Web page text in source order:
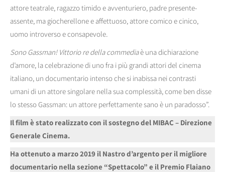
attore teatrale, ragazzo timido e avventuriero, padre presente-
assente, ma giocherellone e affettuoso, attore comico e cinico,
uomo introverso e consapevole
Sono Gassman! Vittorio re della commediaè una dichiarazione
d’amore, la celebrazione di uno fra i più grandi attori del cinema
italiano, un documentario intenso che si inabissa nei contrasti
umani di un attore singolare nella sua complessità, come ben disse
lo stesso Gassman: un attore perfettamente sano è un paradosso”.
Il film è stato realizzato con il sostegno del MIBAC – Direzione
Generale Cinema.
Ha ottenuto a marzo 2019 il Nastro d’argento per il migliore
documentario nella sezione “Spettacolo” e il Premio Flaiano